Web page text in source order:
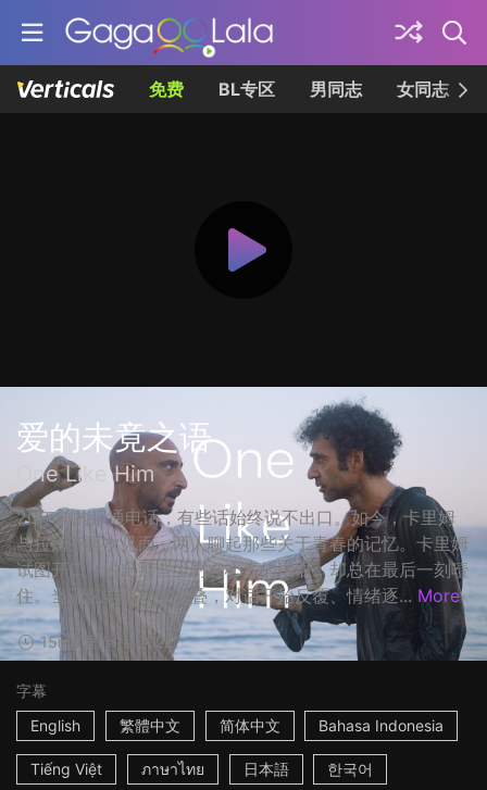
免费 BL专区 男同志 女同志
爱的未竟之语
One Like Him
20年前的那通电话，有些话始终说不出口。如今，卡里姆
与拉姆齐再次见面，两人聊起那些关于青春的记忆。卡里姆
试图开口，说出那些尘封在心底的话语，却总在最后一刻噎
住。当记忆与超现实交叠，对话开始反覆、情绪逐... More
15m 英国/约旦 2022
字幕
English
繁體中文 简体中文 Bahasa Indonesia
Tiếng Việt ภาษาไทย 日本語 한국어